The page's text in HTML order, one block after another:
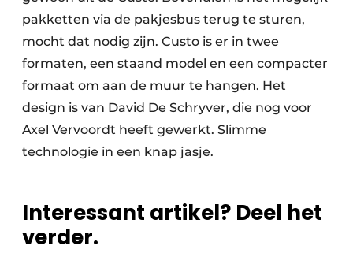
pakketten via de pakjesbus terug te sturen,
mocht dat nodig zijn. Custo is er in twee
formaten, een staand model en een compacter
formaat om aan de muur te hangen. Het
design is van David De Schryver, die nog voor
Axel Vervoordt heeft gewerkt. Slimme
technologie in een knap jasje.
Interessant artikel? Deel het
verder.